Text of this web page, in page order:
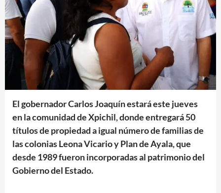
El gobernador Carlos Joaquín estará este jueves
en la comunidad de Xpichil, donde entregará 50
títulos de propiedad a igual número de familias de
las colonias Leona Vicario y Plan de Ayala, que
desde 1989 fueron incorporadas al patrimonio del
Gobierno del Estado.